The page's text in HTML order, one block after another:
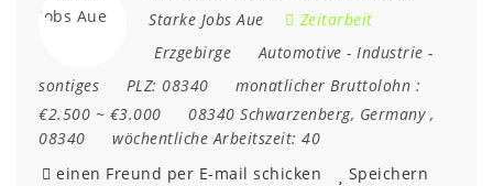
Starke Jobs Aue
Zeitarbeit
Erzgebirge
Automotive - Industrie -
sontiges
PLZ: 08340
monatlicher Bruttolohn :
€2.500 ~ €3.000
08340 Schwarzenberg, Germany,
08340
wöchentliche Arbeitszeit: 40
einen Freund per E-mail schicken
Speichern